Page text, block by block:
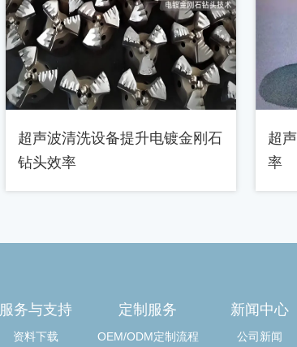
超声波清洗设备提升电镀金刚石
钻头效率
超
率
服务与支持
资料下载
定制服务
OEM/ODM定制流程
新闻中心
公司新闻